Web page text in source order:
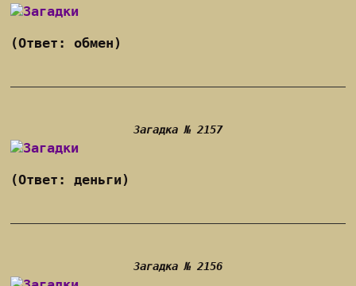
(Ответ: обмен)
Загадка № 2157
(Ответ: деньги)
Загадка № 2156